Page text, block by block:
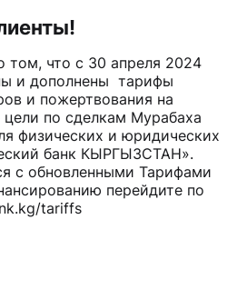
что с 30 апреля 2024
и дополнены тарифы
и пожертвования на
цели по сделкам Мурабаха
физических и юридических
банк КЫРГЫЗСТАН».
с обновленными Тарифами
перейдите по
tariffs